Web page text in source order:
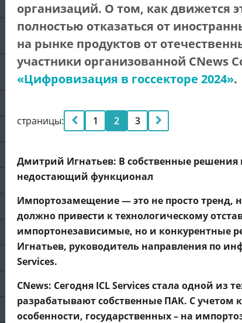
организаций. О том, как движется
полностью отказаться от
на рынке продуктов от
участники организованной CNews
«Цифровизация в госсекторе 2024».
страницы: 1 2 3
Дмитрий Игнатьев: В собственные решения
недостающий функционал
Импортозамещение — это не просто тренд,
должно привести к технологическому
импортонезависимые, но и конкурентные
Игнатьев, руководитель направления по
Services.
CNews: Сегодня ICL Services стала одной из
разрабатывают собственные ПАК. С учетом
особенности, государственных – на